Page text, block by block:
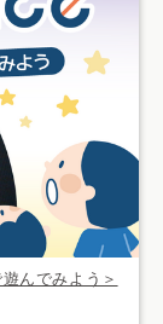
んでみよう＞